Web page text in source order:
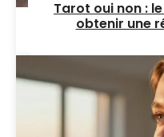
Tarot oui non :
obtenir une